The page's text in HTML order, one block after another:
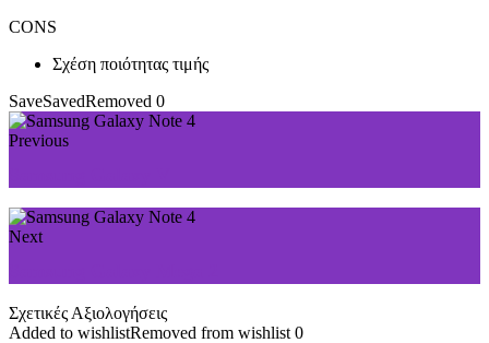
CONS
Σχέση ποιότητας τιμής
SaveSavedRemoved 0
Previous
Next
Σχετικές Αξιολογήσεις
Added to wishlistRemoved from wishlist 0